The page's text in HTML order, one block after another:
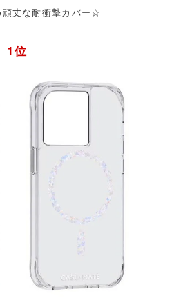
丈な耐衝撃カバー☆
1位